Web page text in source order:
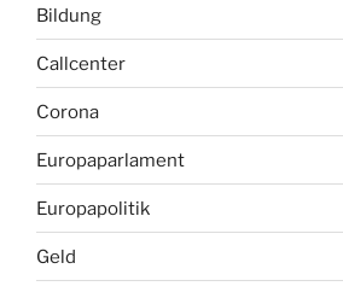
Bildung
Callcenter
Corona
Europaparlament
Europapolitik
Geld